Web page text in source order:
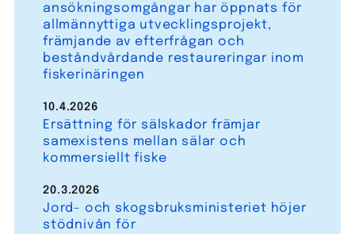
ansökningsomgångar har öppnats för
allmännyttiga utvecklingsprojekt,
främjande av efterfrågan och
beståndvårdande restaureringar inom
fiskerinäringen
Ersättning för sälskador främjar
samexistens mellan sälar och
kommersiellt fiske
10.4.2026
Jord- och skogsbruksministeriet höjer
stödnivån för
20.3.2026